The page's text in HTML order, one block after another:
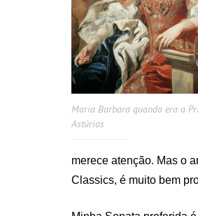
Maria Barbara quando era a
Astúrias
merece atenção. Mas o
Classics, é muito bem